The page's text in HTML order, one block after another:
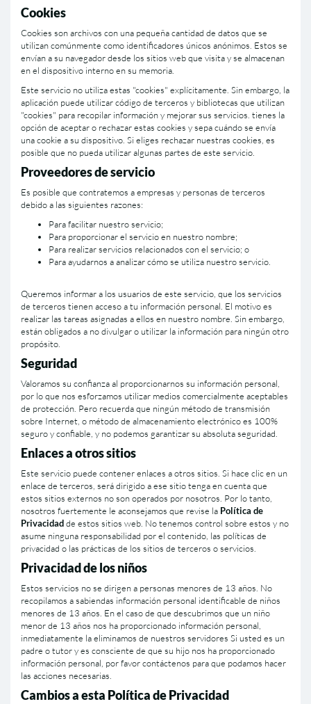
Cookies
Cookies son archivos con una pequeña cantidad de datos que se
utilizan comúnmente como identificadores únicos anónimos. Estos se
enví­an a su navegador desde los sitios web que visita y se almacenan
en el dispositivo interno en su memoria.
Este servicio no utiliza estas "cookies" explí­citamente. Sin embargo, la
aplicación puede utilizar código de terceros y bibliotecas que utilizan
"cookies" para recopilar información y mejorar sus servicios. tienes la
opción de aceptar o rechazar estas cookies y sepa cuándo se enví­a
una cookie a su dispositivo. Si eliges rechazar nuestras cookies, es
posible que no pueda utilizar algunas partes de este servicio.
Proveedores de servicio
Es posible que contratemos a empresas y personas de terceros
debido a las siguientes razones:
Para facilitar nuestro servicio;
Para proporcionar el servicio en nuestro nombre;
Para realizar servicios relacionados con el servicio; o
Para ayudarnos a analizar cómo se utiliza nuestro servicio.
Queremos informar a los usuarios de este servicio, que los servicios
de terceros tienen acceso a tu información personal. El motivo es
realizar las tareas asignadas a ellos en nuestro nombre. Sin embargo,
están obligados a no divulgar o utilizar la información para ningún otro
propósito.
Seguridad
Valoramos su confianza al proporcionarnos su información personal,
por lo que nos esforzamos utilizar medios comercialmente aceptables
de protección. Pero recuerda que ningún método de transmisión
sobre Internet, o método de almacenamiento electrónico es 100%
seguro y confiable, y no podemos garantizar su absoluta seguridad.
Enlaces a otros sitios
Este servicio puede contener enlaces a otros sitios. Si hace clic en un
enlace de terceros, será dirigido a ese sitio tenga en cuenta que
estos sitios externos no son operados por nosotros. Por lo tanto,
nosotros fuertemente le aconsejamos que revise la Polí­tica de
Privacidadde estos sitios web. No tenemos control sobre estos y no
asume ninguna responsabilidad por el contenido, las polí­ticas de
privacidad o las prácticas de los sitios de terceros o servicios.
Privacidad de los niños
Estos servicios no se dirigen a personas menores de 13 años. No
recopilamos a sabiendas información personal identificable de niños
menores de 13 años. En el caso de que descubrimos que un niño
menor de 13 años nos ha proporcionado información personal,
inmediatamente la eliminamos de nuestros servidores Si usted es un
padre o tutor y es consciente de que su hijo nos ha proporcionado
información personal, por favor contáctenos para que podamos hacer
las acciones necesarias.
Cambios a esta Polí­tica de Privacidad